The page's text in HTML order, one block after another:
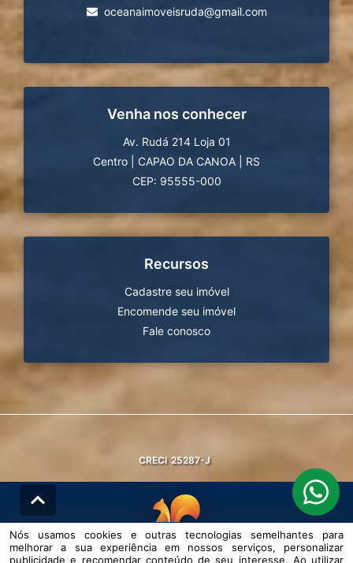
oceanaimoveisruda@gmail.com
Venha nos conhecer
Av. Rudá 214 Loja 01
Centro
CAPAO DA CANOA
RS
CEP: 95555-000
Recursos
Cadastre seu imóvel
Encomende seu imóvel
Fale conosco
CRECI 25287-J
© DESENVOLVIDO PELAAGIL.NET
Nós usamos cookies e outras tecnologias semelhantes para
melhorar a sua experiência em nossos serviços, personalizar
publicidade e recomendar conteúdo de seu interesse. Ao utilizar